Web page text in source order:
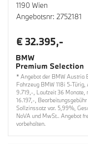
1190 Wien
Angebotsnr: 2752181
€ 32.395,-
* Angebot der BMW Austria
Fahrzeug BMW 118i 5-
9.719,-, Laufzeit 36 Monate,
16.197,-,
Sollzinssatz var. 5,99%,
NoVA und MwSt.. Angebot
vorbehalten.